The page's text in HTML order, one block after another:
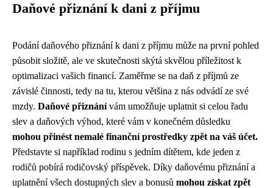
Daňové přiznání k dani z příjmu
Podání daňového přiznání k dani z příjmu může na první pohled
působit složitě, ale ve skutečnosti skýtá skvělou příležitost k
optimalizaci vašich financí. Zaměřme se na daň z příjmů ze
závislé činnosti, tedy na tu, kterou většina z nás odvádí ze své
mzdy. Daňové přiznánívám umožňuje uplatnit si celou řadu
slev a daňových výhod, které vám v konečném důsledku
mohou přinést nemalé finanční prostředky zpět na váš účet.
Představte si například rodinu s jedním dítětem, kde jeden z
rodičů pobírá rodičovský příspěvek. Díky daňovému přiznání a
uplatnění všech dostupných slev a bonusů mohou získat zpět